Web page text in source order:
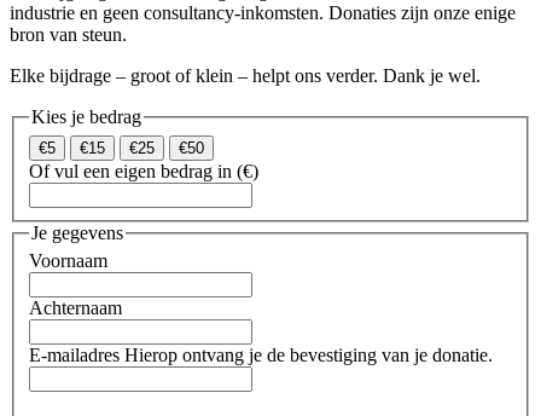
industrie en geen consultancy-inkomsten. Donaties zijn onze enige
bron van steun.
Elke bijdrage – groot of klein – helpt ons verder. Dank je wel.
Kies je bedrag
€5 €15 €25 €50
Of vul een eigen bedrag in (€)
Je gegevens
Voornaam
Achternaam
E-mailadres Hierop ontvang je de bevestiging van je donatie.